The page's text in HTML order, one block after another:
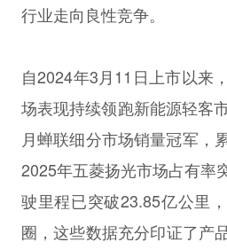
行业走向良性竞争。
自2024年3月11日上市以来
场表现持续领跑新能源轻客
月蝉联细分市场销量冠军，
2025年五菱扬光市场占有率
驶里程已突破23.85亿公里
圈，这些数据充分印证了产